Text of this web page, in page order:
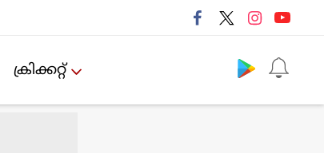
ക്രിക്കറ്റ്‌